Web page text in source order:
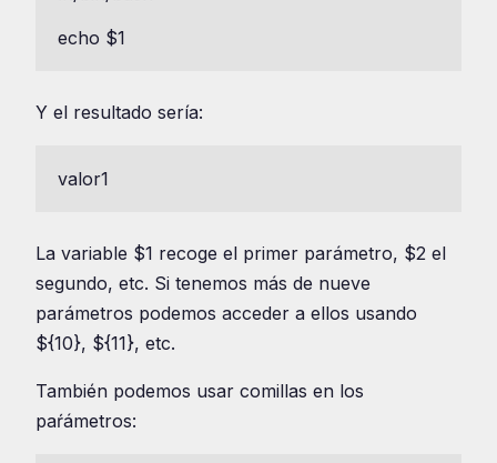
echo $1
Y el resultado sería:
valor1
La variable $1 recoge el primer parámetro, $2 el
segundo, etc. Si tenemos más de nueve
parámetros podemos acceder a ellos usando
${10}, ${11}, etc.
También podemos usar comillas en los
paŕámetros: